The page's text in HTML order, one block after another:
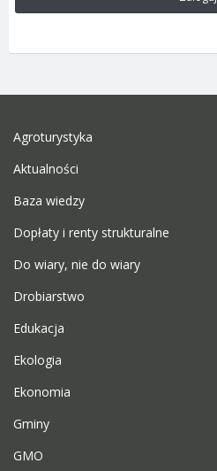
Agroturystyka
Aktualności
Baza wiedzy
Dopłaty i renty strukturalne
Do wiary, nie do wiary
Drobiarstwo
Edukacja
Ekologia
Ekonomia
Gminy
GMO